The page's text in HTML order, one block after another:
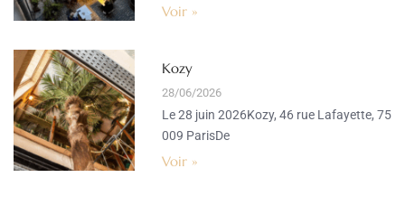
Voir »
Kozy
28/06/2026
Le 28 juin 2026Kozy, 46 rue Lafayette, 75
009 ParisDe
Voir »